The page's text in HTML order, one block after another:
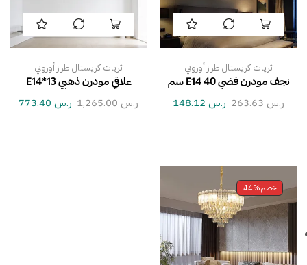
ثريات كريستال طراز أوروبي
نجف مودرن فضي E14 40 سم
ر.س263.63 ر.س
ثريات كريستال طراز أوروبي
علاقي مودرن ذهبي E14*13
ر.س1,265.00 ر.س
خصم44%